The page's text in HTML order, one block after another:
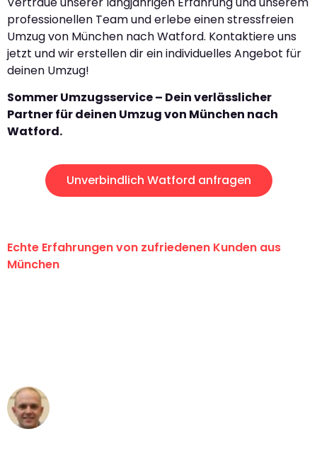
professionellen Team und erlebe einen stressfreien
Umzug von München nach Watford. Kontaktiere uns
jetzt und wir erstellen dir ein individuelles Angebot für
deinen Umzug!
Sommer Umzugsservice – Dein verlässlicher
Partner für deinen Umzug von München nach
Watford.
Unverbindlich Watford anfragen
Echte Erfahrungen von zufriedenen Kunden aus
München